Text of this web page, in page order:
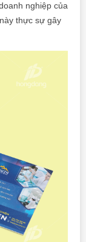
nghiệp của
thực sự gây